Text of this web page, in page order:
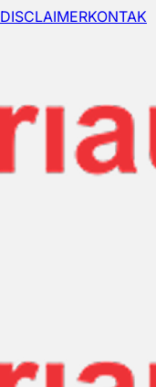
DISCLAIMERKONTAK